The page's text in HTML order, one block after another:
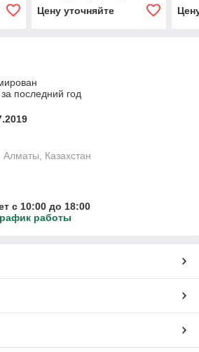
на основе полимочевины
Экстраплан 504
Цену уточняйте
последний год
Казахстан
с 10:00 до 18:00
работы